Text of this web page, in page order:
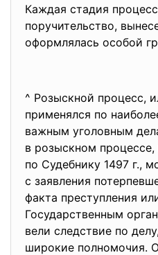
Каждая стадия
поручительство,
оформлялась особой
^ Розыскной процесс,
применялся по
важным уголовным
в розыскном процессе,
по Судебнику 1497 г.,
с заявления
факта преступления
Государственным
вели следствие по
широкие полномочия.